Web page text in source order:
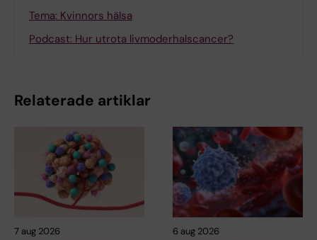
Tema: Kvinnors hälsa
Podcast: Hur utrota livmoderhalscancer?
Relaterade artiklar
7 aug 2026 6 aug 2026